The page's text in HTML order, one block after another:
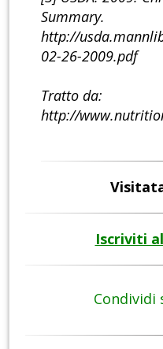
Summary.
http://
02-26-2009.pdf
Tratto da:
http://
Iscriviti
Condividi